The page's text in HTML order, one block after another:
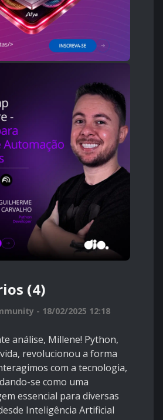
(4)
- 18/02/2025 12:18
análise, Millene! Python,
revolucionou a forma
com a tecnologia,
se como uma
essencial para diversas
Inteligência Artificial